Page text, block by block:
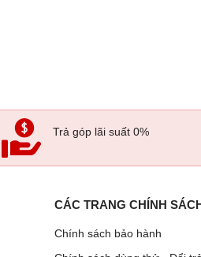
Trả góp lãi suất 0%
CÁC TRANG CHÍNH
Chính sách bảo hành